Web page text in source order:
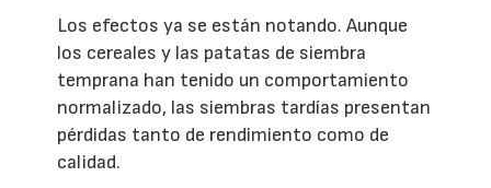
Los efectos ya se están notando. Aunque
los cereales y las patatas de siembra
temprana han tenido un comportamiento
normalizado, las siembras tardías presentan
pérdidas tanto de rendimiento como de
calidad.